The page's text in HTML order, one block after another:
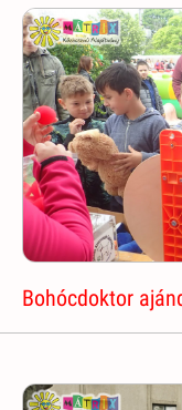
Bohócdoktor